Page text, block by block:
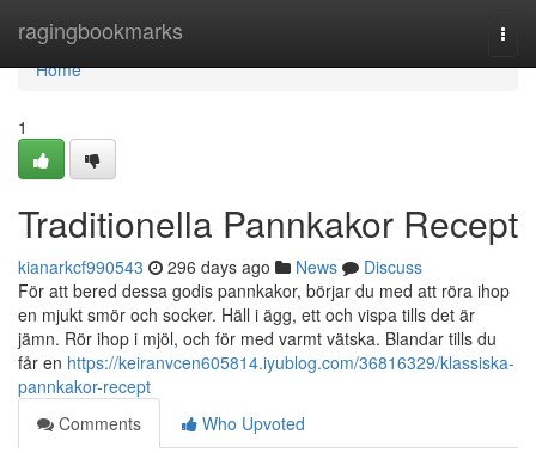
ragingbookmarks
Home
Home
1
Traditionella Pannkakor Recept
kianarkcf990543 296 days ago News
Discuss
För att bered dessa godis pannkakor, börjar du med att röra ihop
en mjukt smör och socker. Häll i ägg, ett och vispa tills det är
jämn. Rör ihop i mjöl, och för med varmt vätska. Blandar tills du
får en https://keiranvcen605814.iyublog.com/36816329/klassiska-
pannkakor-recept
Comments
Who Upvoted